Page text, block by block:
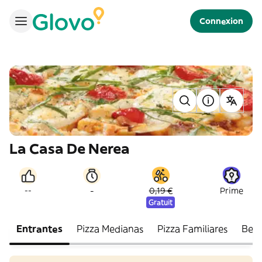
Connexion
La Casa De Nerea
-- - 0,19 €
Gratuit
Prime
Entrantes Pizza Medianas Pizza Familiares